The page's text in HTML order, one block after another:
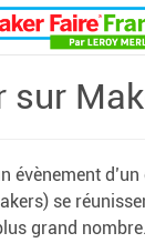
sur
évènement
se
grand